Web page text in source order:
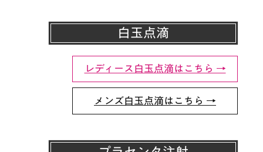
白玉点滴
レディース白玉点滴はこちら →
メンズ白玉点滴はこちら →